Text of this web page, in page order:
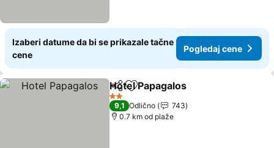
Izaberi datume da bi se prikazale tačne
cene
Pogledaj cene
Deli Dodati u favorite
Hotel Papagalos
2 Zvezdice
9,1 Odlično
743
0.7 km od plaže